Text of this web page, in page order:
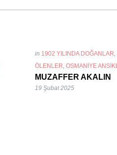
in 1902 YILINDA DOĞANLAR,
ÖLENLER, OSMANIYE
MUZAFFER AKALIN
19 Şubat 2025